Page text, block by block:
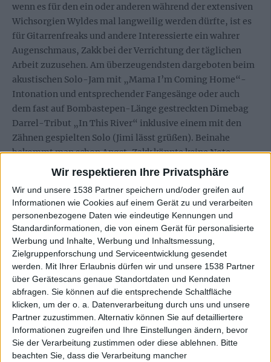
Wir respektieren Ihre Privatsphäre
Wir und unsere 1538 Partner speichern und/oder greifen auf
Informationen wie Cookies auf einem Gerät zu und verarbeiten
personenbezogene Daten wie eindeutige Kennungen und
Standardinformationen, die von einem Gerät für personalisierte
Werbung und Inhalte, Werbung und Inhaltsmessung,
Zielgruppenforschung und Serviceentwicklung gesendet
werden.
Mit Ihrer Erlaubnis dürfen wir und unsere 1538 Partner
über Gerätescans genaue Standortdaten und Kenndaten
abfragen. Sie können auf die entsprechende Schaltfläche
klicken, um der o. a. Datenverarbeitung durch uns und unsere
Partner zuzustimmen. Alternativ können Sie auf detailliertere
Informationen zugreifen und Ihre Einstellungen ändern, bevor
Sie der Verarbeitung zustimmen oder diese ablehnen.
Bitte
beachten Sie, dass die Verarbeitung mancher
wenn es für den ein oder anderen während der extensiven
Wichsorgien Wyldes mal langweilig werden dürfte, ist es
für Gitarrenfreaks und andere Interessierte ein wahrer
Augenschmaus, Zakk bei der Verrichtung der täglichen
Arbeit zuzusehen. Am überzeugendsten dargeboten beim
akustischen Solo-Jam mit „Mama I’m Coming Home“-
Intonation und entsprechender Fangesänge oder auch
dem fast auf Bombastepen-Länge gestreckten Dimebag
Darrel-Tribut „In This River“ inklusive einem mit den
Zähnen gespielten Solo (Jimi lässt grüßen). Beinahe
bekommt man schon Angst, Zakk könnte keine Note
spielen, ohne auch nur den kleinsten Kunstgriff
einzubauen. Dass der Rest der Crew dabei nicht zur bloßen
Begleitband degradiert wird, ist nur den Kameramännern
zu verdanken, die neben all den eingebauten
(psychedelischen jedoch passenden) Rausch- und
Zerreffekten trotzdem nie vergessen, auch mal einen Blick
auf Drums, Bass oder zweite Gitarre zu werfen. Doch wo er
eigentlich herkommt, hat Master Zakk nicht vergessen.
Trotz dem Bewusstsein unbestrittener Star der Show zu
sein, bietet er dem Publikum das, wonach es lechzt: einer
dreckigen Rock n’ Roll-Show mit allem, was das Herz
begehrt. Und dazu gehört halt eben auch, dass man beim
Rausschmeisser „Genocide Junkies“ 20 Fans auf die Bühne
holt und auch noch einem von ihnen die Bullseye in die